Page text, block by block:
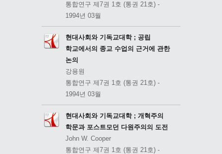
통합연구 제7권 1호 (통권 21호) -
1994년 03월
현대사회와 기독교대학 ; 공립
학교에서의 종교 수업의 근거에 관한
논의
강용원
통합연구 제7권 1호 (통권 21호) -
1994년 03월
현대사회와 기독교대학 ; 개혁주의
학문과 포스트모던 다원주의의 도전
John W. Cooper
통합연구 제7권 1호 (통권 21호) -